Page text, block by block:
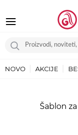
NOVO AKCIJE
Šablon